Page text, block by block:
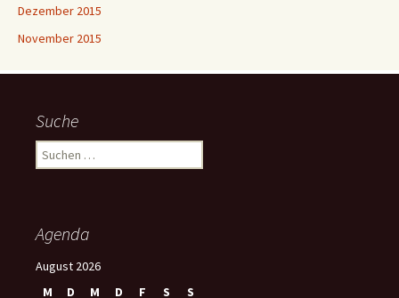
Dezember 2015
November 2015
Suche
u
n
n
Agenda
August 2026
M
D M D F S S